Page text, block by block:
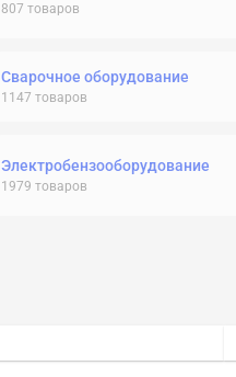
807 товаров
Сварочное оборудование
1147 товаров
Электробензооборудование
1979 товаров